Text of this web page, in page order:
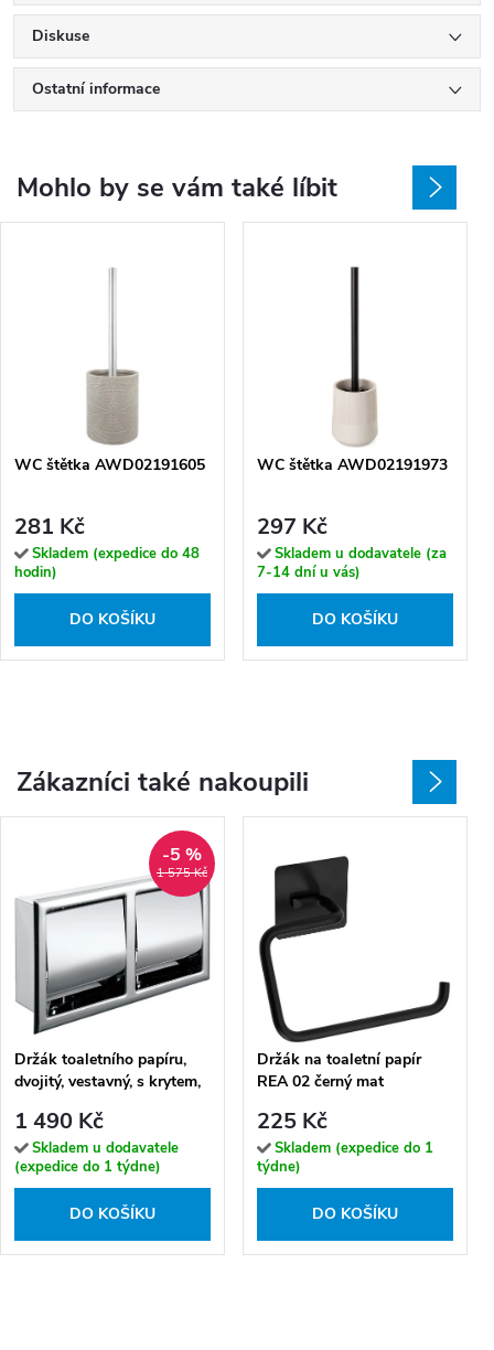
Diskuse
Ostatní informace
Mohlo by se vám také líbit
WC štětka AWD02191605
281 Kč
Skladem (expedice do 48
hodin)
DO KOŠÍKU
WC štětka AWD02191973
297 Kč
Skladem u dodavatele (za
7-14 dní u vás)
DO KOŠÍKU
Zákazníci také nakoupili
1 575 Kč
-5 %
Držák toaletního papíru,
dvojitý, vestavný, s krytem,
1 490 Kč
Skladem u dodavatele
(expedice do 1 týdne)
DO KOŠÍKU
Držák na toaletní papír
REA 02 černý mat
225 Kč
Skladem (expedice do 1
týdne)
DO KOŠÍKU